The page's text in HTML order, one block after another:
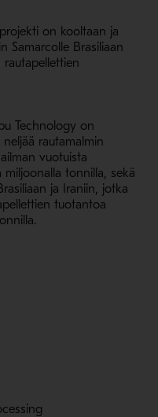
on kooltaan ja
Samarcolle Brasiliaan
rautapellettien
Technology on
rautamalmin
vuotuista
miljoonalla tonnilla, sekä
ja Iraniin, jotka
tuotantoa